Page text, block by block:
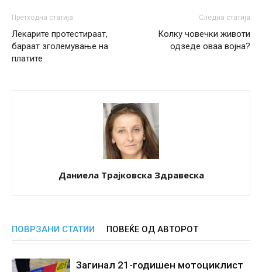
Претходна статија
Лекарите протестираат,
бараат зголемување на
платите
Следна статија
Колку човечки животи
одзеде оваа војна?
Даниела Трајковска Здравеска
ПОВРЗАНИ СТАТИИ ПОВЕЌЕ ОД АВТОРОТ
Загинал 21-годишен мотоциклист